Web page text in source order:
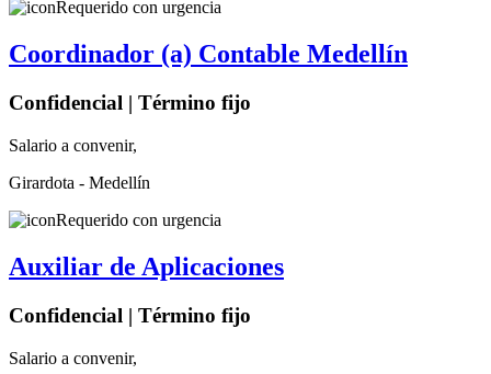
Requerido con urgencia
Coordinador (a) Contable Medellín
Confidencial | Término fijo
Salario a convenir,
Girardota - Medellín
Requerido con urgencia
Auxiliar de Aplicaciones
Confidencial | Término fijo
Salario a convenir,